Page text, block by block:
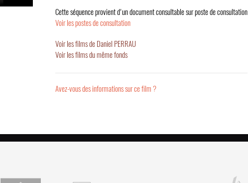
Cette séquence provient d'un document consultable sur poste de consultation
Voir les postes de consultation
Voir les films de Daniel PERRAU
Voir les films du même fonds
Avez-vous des informations sur ce film ?